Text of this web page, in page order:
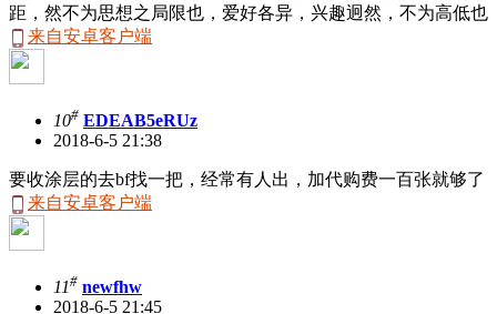
距，然不为思想之局限也，爱好各异，兴趣迥然，不为高低也
来自安卓客户端
10# EDEAB5eRUz
2018-6-5 21:38
要收涂层的去bf找一把，经常有人出，加代购费一百张就够了
来自安卓客户端
11# newfhw
2018-6-5 21:45